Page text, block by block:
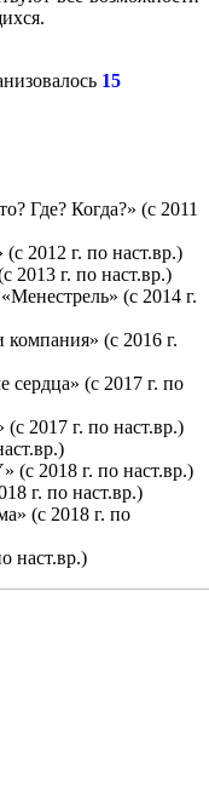
15
Где? Когда?» (с 2011
2012 г. по наст.вр.)
2013 г. по наст.вр.)
(с 2014 г.
(с 2016 г.
сердца» (с 2017 г. по
2017 г. по наст.вр.)
(с 2018 г. по наст.вр.)
г. по наст.вр.)
(с 2018 г. по
наст.вр.)